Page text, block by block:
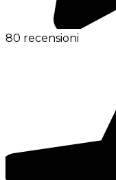
80 recensioni